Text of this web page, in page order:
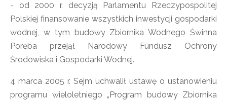
- od 2000 r. decyzją Parlamentu Rzeczypospolitej
Polskiej finansowanie wszystkich inwestycji gospodarki
wodnej, w tym budowy Zbiornika Wodnego Świnna
Poręba przejął Narodowy Fundusz Ochrony
Środowiska i Gospodarki Wodnej.
4 marca 2005 r. Sejm uchwalił ustawę o ustanowieniu
programu wieloletniego „Program budowy Zbiornika